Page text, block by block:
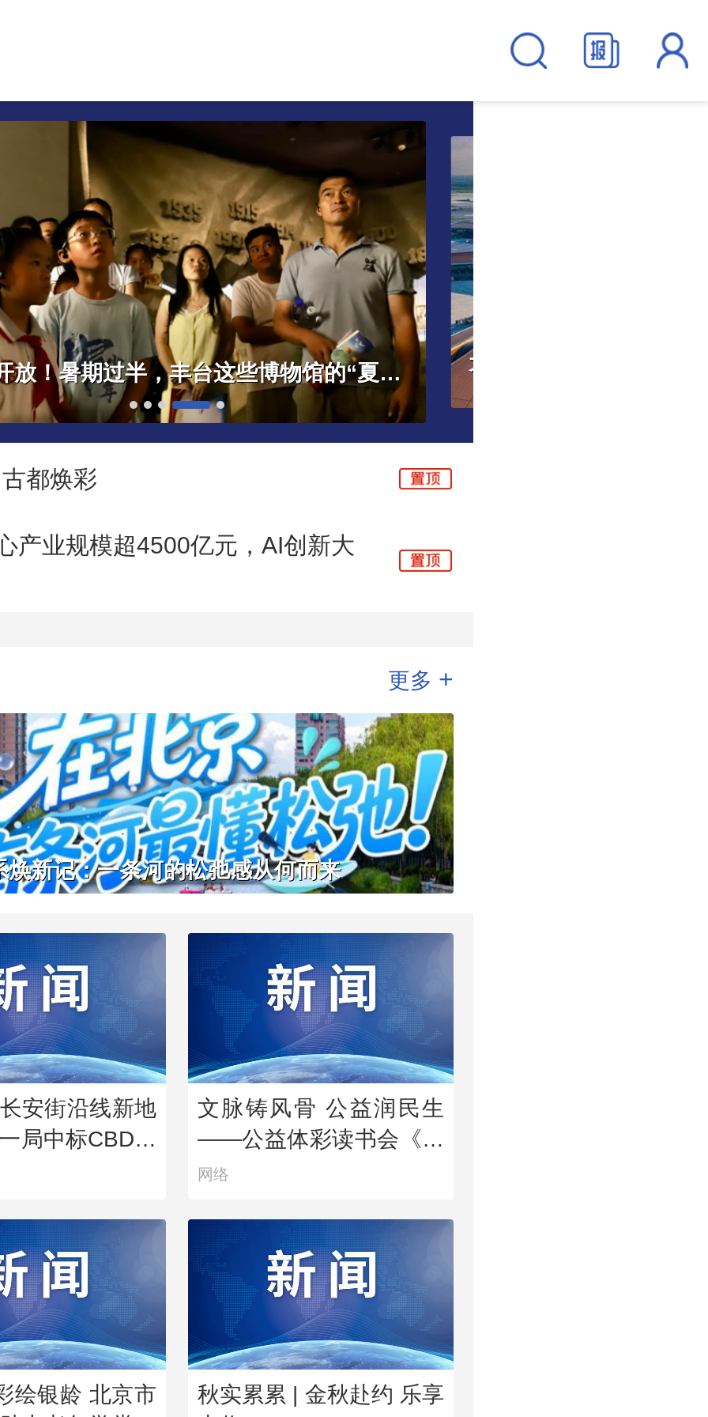
延时开放！暑期过半，丰台这些博物馆的“夏令时”还在继续→
都焕彩
产业规模超4500亿元，AI创新大
更多 +
焕新记：一条河的松弛感从何而来
安街沿线新地
局中标CBD核
文脉铸风骨 公益润民生
——公益体彩读书会《唐
诗宋词中的功夫梦》圆满
网络
绘银龄 北京市
秋实累累 | 金秋赴约 乐享